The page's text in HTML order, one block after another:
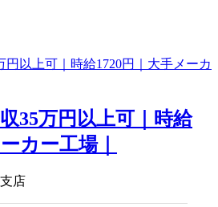
35万円以上可｜時給
カー工場｜
店